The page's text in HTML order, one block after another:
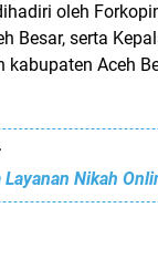
oleh
Besar, serta
kabupaten Aceh
Nikah